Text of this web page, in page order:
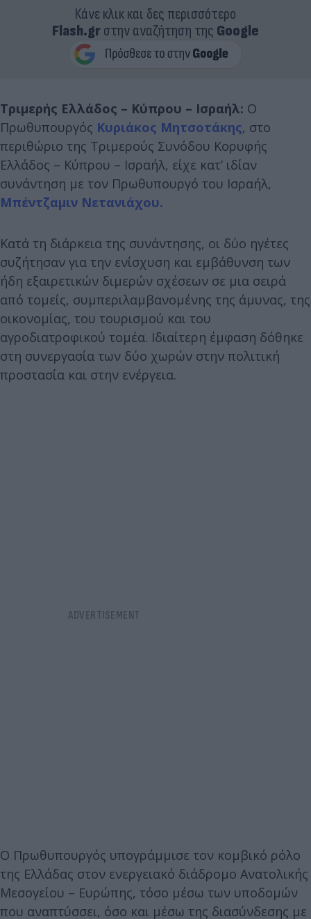
Κάνε κλικ και δες περισσότερο
Flash.grστην αναζήτηση της Google
Τριμερής Ελλάδος – Κύπρου – Ισραήλ: Ο
Πρωθυπουργός Κυριάκος Μητσοτάκης, στο
περιθώριο της Τριμερούς Συνόδου Κορυφής
Ελλάδος – Κύπρου – Ισραήλ, είχε κατ’ ιδίαν
συνάντηση με τον Πρωθυπουργό του Ισραήλ,
Μπέντζαμιν Νετανιάχου.
Κατά τη διάρκεια της συνάντησης, οι δύο ηγέτες
συζήτησαν για την ενίσχυση και εμβάθυνση των
ήδη εξαιρετικών διμερών σχέσεων σε μια σειρά
από τομείς, συμπεριλαμβανομένης της άμυνας, της
οικονομίας, του τουρισμού και του
αγροδιατροφικού τομέα. Ιδιαίτερη έμφαση δόθηκε
στη συνεργασία των δύο χωρών στην πολιτική
προστασία και στην ενέργεια.
Ο Πρωθυπουργός υπογράμμισε τον κομβικό ρόλο
της Ελλάδας στον ενεργειακό διάδρομο Ανατολικής
Μεσογείου – Ευρώπης, τόσο μέσω των υποδομών
που αναπτύσσει, όσο και μέσω της διασύνδεσης με